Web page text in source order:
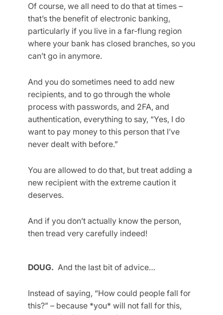
Of course, we all need to do that at times –
that’s the benefit of electronic banking,
particularly if you live in a far-flung region
where your bank has closed branches, so you
can’t go in anymore.
And you do sometimes need to add new
recipients, and to go through the whole
process with passwords, and 2FA, and
authentication, everything to say, “Yes, I do
want to pay money to this person that I’ve
never dealt with before.”
You are allowed to do that, but treat adding a
new recipient with the extreme caution it
deserves.
And if you don’t actually know the person,
then tread very carefully indeed!
DOUG. And the last bit of advice…
Instead of saying, “How could people fall for
this?” – because *you* will not fall for this,